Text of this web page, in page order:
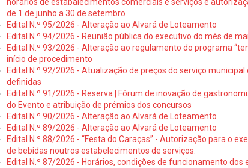
de 1 de junho a 30 de setembro
Edital N.º 95/2026 - Alteração ao Alvará de Loteamento
Edital N.º 94/2026 - Reunião pública do executivo do mês de
Edital N.º 93/2026 - Alteração ao regulamento do programa
início de procedimento
Edital N.º 92/2026 - Atualização de preços do serviço
definidas
Edital N.º 91/2026 - Reserva | Fórum de inovação de
do Evento e atribuição de prémios dos concursos
Edital N.º 90/2026 - Alteração ao Alvará de Loteamento
Edital N.º 89/2026 - Alteração ao Alvará de Loteamento
Edital N.º 88/2026 - “Festa do Caraças” - Autorização para o
de bebidas noutros estabelecimentos de serviços:
Edital N.º 87/2026 - Horários, condições de funcionamento